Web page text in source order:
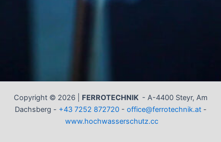
Copyright © 2026 | FERROTECHNIK - A-4400 Steyr, Am
Dachsberg - +43 7252 872720- office@ferrotechnik.at-
www.hochwasserschutz.cc